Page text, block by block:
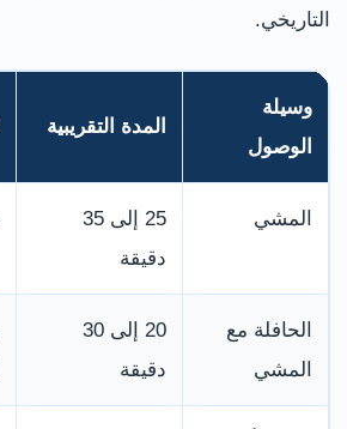
التاريخي.
وسيلة
الوصول
المدة التقريبية
المشي
25 إلى 35
دقيقة
الحافلة مع
المشي
20 إلى 30
دقيقة